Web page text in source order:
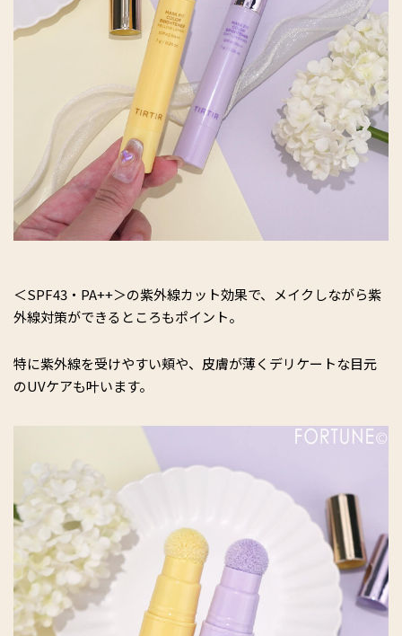
＜SPF43・PA++＞の紫外線カット効果で、メイクしながら紫
外線対策ができるところもポイント。
特に紫外線を受けやすい頬や、皮膚が薄くデリケートな目元
のUVケアも叶います。